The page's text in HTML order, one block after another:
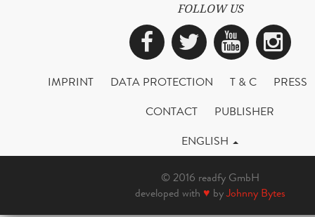
FOLLOW US
Facebook
Twitter
IMPRINT DATA PROTECTION T & C
PRESS
CONTACT
PUBLISHER
ENGLISH
© 2016 readfy GmbH
developed with ♥ byJohnny Bytes